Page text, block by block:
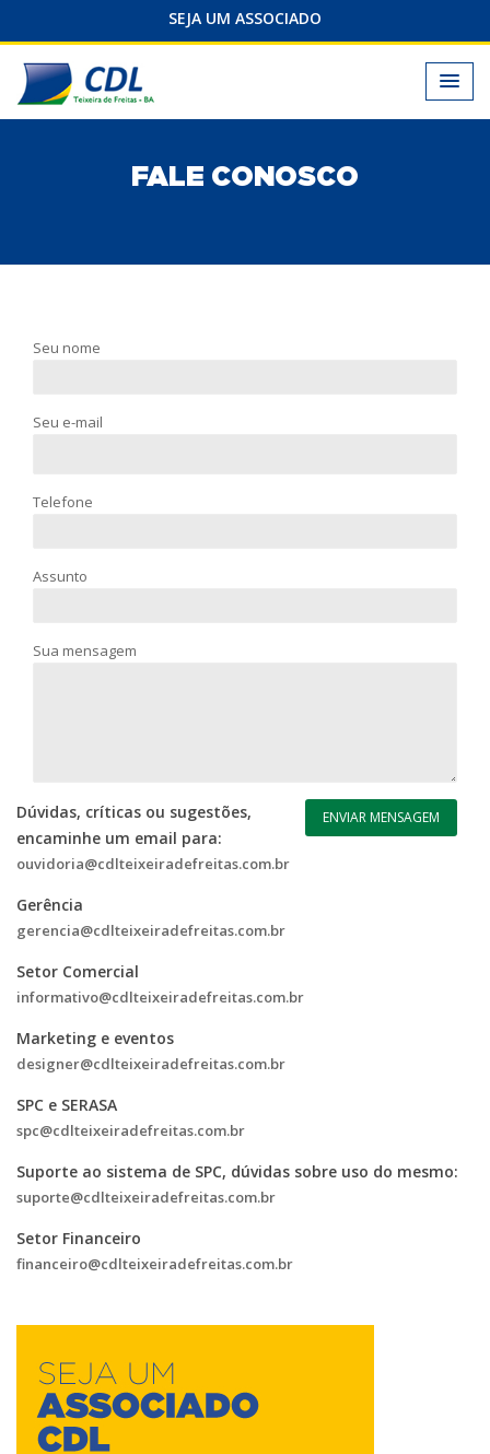
SEJA UM ASSOCIADO
FALE CONOSCO
Seu nome
Seu e-mail
Telefone
Assunto
Sua mensagem
Dúvidas, críticas ou sugestões,
encaminhe um email para:
ouvidoria@cdlteixeiradefreitas.com.br
Gerência
gerencia@cdlteixeiradefreitas.com.br
Setor Comercial
informativo@cdlteixeiradefreitas.com.br
Marketing e eventos
designer@cdlteixeiradefreitas.com.br
SPC e SERASA
spc@cdlteixeiradefreitas.com.br
Suporte ao sistema de SPC, dúvidas sobre uso do mesmo:
suporte@cdlteixeiradefreitas.com.br
Setor Financeiro
financeiro@cdlteixeiradefreitas.com.br